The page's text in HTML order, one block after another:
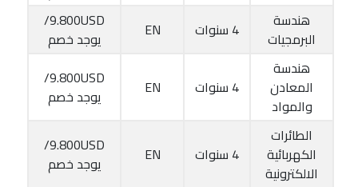
هندسة
البرمجيات
4 سنوات EN
9.800USD/
يوجد خصم
هندسة
المعادن
والمواد
4 سنوات EN
9.800USD/
يوجد خصم
الطائرات
الكهربائية
الالكترونية
4 سنوات EN
9.800USD/
يوجد خصم